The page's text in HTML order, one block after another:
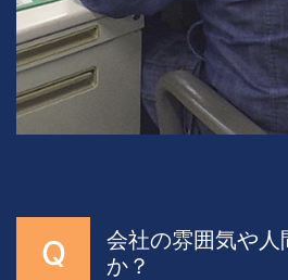
会社の雰囲気や
か？